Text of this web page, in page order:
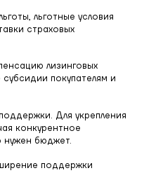
льготные условия
страховых
лизинговых
покупателям и
Для укрепления
конкурентное
нужен бюджет.
поддержки